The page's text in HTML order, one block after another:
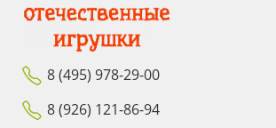
8 (495) 978-29-00
8 (926) 121-86-94